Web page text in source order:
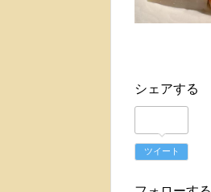
シェアする
ツイート